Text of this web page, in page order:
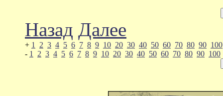
Назад Далее
+ 1 2 3 4 5 6 7 8 9 10 20 30 40 50 60 70 80 90 100
- 1 2 3 4 5 6 7 8 9 10 20 30 40 50 60 70 80 90 100